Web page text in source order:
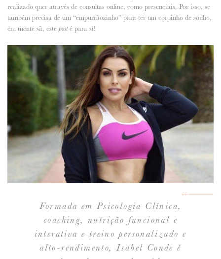
realizado quer através de consultas online, como presenciais. Por isso, se
também precisa de um “empurrãozinho” para ter um corpinho de sonho,
em mente sã, este post é para si!
Formada em Psicologia Clínica,
coaching, nutrição funcional e
interativa e treino personalizado e
alto-rendimento, Isabel Conde é